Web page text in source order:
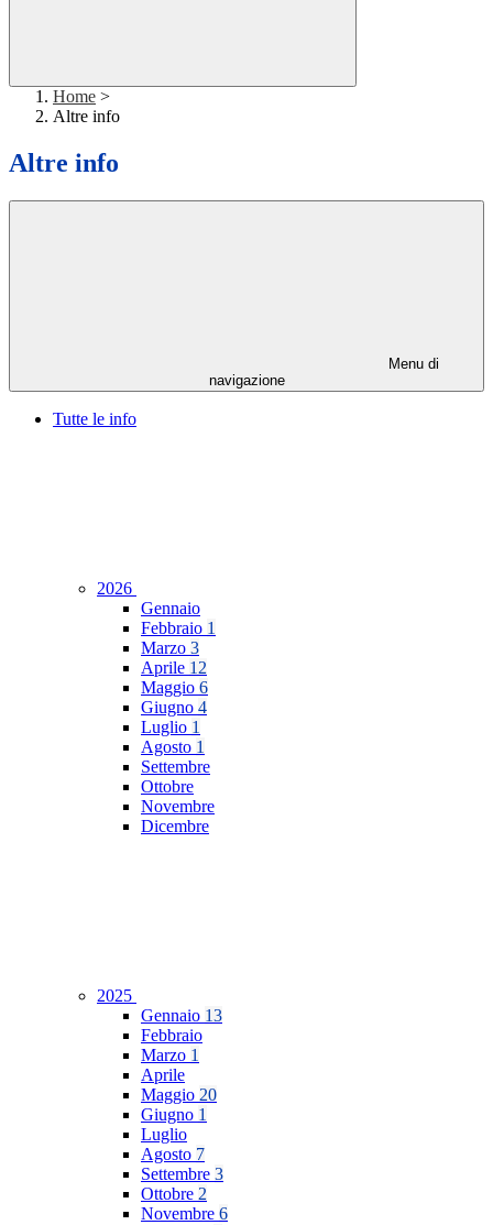
Home >
Altre info
Altre info
Menu di
navigazione
Tutte le info
2026
Gennaio
Febbraio 1
Marzo 3
Aprile 12
Maggio 6
Giugno 4
Luglio 1
Agosto 1
Settembre
Ottobre
Novembre
Dicembre
2025
Gennaio 13
Febbraio
Marzo 1
Aprile
Maggio 20
Giugno 1
Luglio
Agosto 7
Settembre 3
Ottobre 2
Novembre 6